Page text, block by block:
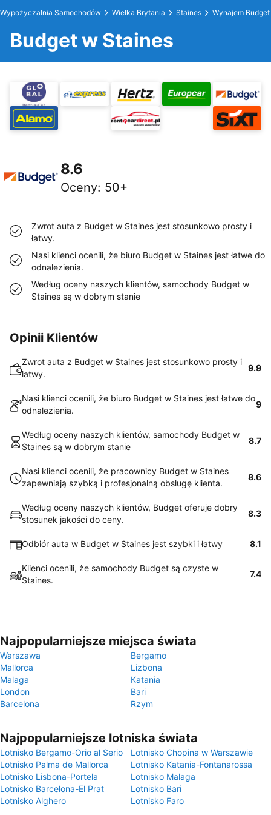
Wypożyczalnia Samochodów Wielka Brytania Staines Wynajem Budget
Budget w Staines
8.6
Oceny: 50+
Zwrot auta z Budget w Staines jest stosunkowo prosty i
łatwy.
Nasi klienci ocenili, że biuro Budget w Staines jest łatwe do
odnalezienia.
Według oceny naszych klientów, samochody Budget w
Staines są w dobrym stanie
Opinii Klientów
Zwrot auta z Budget w Staines jest stosunkowo prosty i
łatwy.
9.9
Nasi klienci ocenili, że biuro Budget w Staines jest łatwe do
odnalezienia.
9
Według oceny naszych klientów, samochody Budget w
Staines są w dobrym stanie
8.7
Nasi klienci ocenili, że pracownicy Budget w Staines
zapewniają szybką i profesjonalną obsługę klienta.
8.6
Według oceny naszych klientów, Budget oferuje dobry
stosunek jakości do ceny.
8.3
Odbiór auta w Budget w Staines jest szybki i łatwy 8.1
Klienci ocenili, że samochody Budget są czyste w
Staines.
7.4
Najpopularniejsze miejsca świata
Warszawa
Bergamo
Mallorca
Lizbona
Malaga
Katania
London
Bari
Barcelona
Rzym
Najpopularniejsze lotniska świata
Lotnisko Bergamo-Orio al Serio
Lotnisko Chopina w Warszawie
Lotnisko Palma de Mallorca
Lotnisko Katania-Fontanarossa
Lotnisko Lisbona-Portela
Lotnisko Malaga
Lotnisko Barcelona-El Prat
Lotnisko Bari
Lotnisko Alghero
Lotnisko Faro